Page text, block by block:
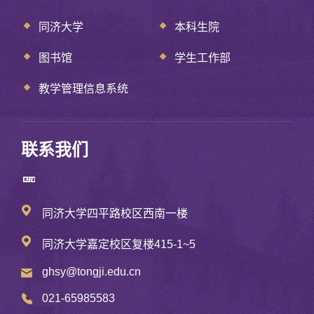
同济大学 本科生院
图书馆 学生工作部
教学管理信息系统
联系我们
同济大学四平路校区西南一楼
同济大学嘉定校区复楼415-1~5
ghsy@tongji.edu.cn
021-65985583